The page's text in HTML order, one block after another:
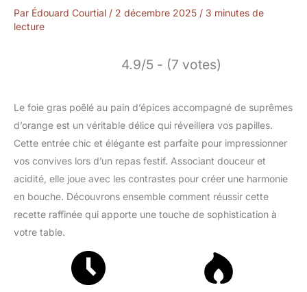
Par Édouard Courtial / 2 décembre 2025 / 3 minutes de
lecture
4.9/5 - (7 votes)
Le foie gras poêlé au pain d’épices accompagné de suprêmes
d’orange est un véritable délice qui réveillera vos papilles.
Cette entrée chic et élégante est parfaite pour impressionner
vos convives lors d’un repas festif. Associant douceur et
acidité, elle joue avec les contrastes pour créer une harmonie
en bouche. Découvrons ensemble comment réussir cette
recette raffinée qui apporte une touche de sophistication à
votre table.